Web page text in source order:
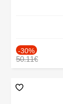
-30%
50.11€